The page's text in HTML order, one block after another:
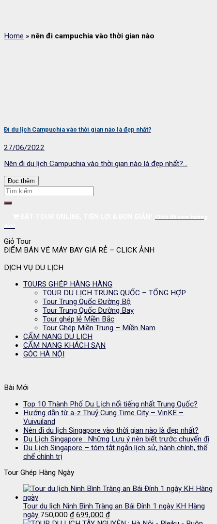
Home » nên đi campuchia vào thời gian nào
Đi du lịch Campuchia vào thời gian nào là đẹp nhất?
27/06/2022
Nên đi du lịch Campuchia vào thời gian nào là đẹp nhất?...
Đọc thêm
Giỏ Tour
ĐIỂM BÁN VÉ MÁY BAY GIÁ RẺ – CLICK ẢNH
DỊCH VỤ DU LỊCH
TOURS GHÉP HÀNG HÀNG
TOUR DU LỊCH TRUNG QUỐC – TỔNG HỢP
Tour Trung Quốc Đường Bộ
Tour Trung Quốc Đường Bay
Tour ghép lẻ Miền Bắc
Tour Ghép Miền Trung – Miền Nam
CẨM NANG DU LỊCH
CẨM NANG KHÁCH SẠN
GÓC HÀ NỘI
Bài Mới
Top 10 Thành Phố Du Lịch nổi tiếng nhất Trung Quốc?
Hướng dẫn từ a-z Thuỷ Cung Time City – VinKE –
Vuivuiland
Nên đi du lịch Singapore vào thời gian nào là đẹp nhất?
Du Lịch Singapore : Những Lưu ý nên biết trước chuyến đi
Du Lịch Singapore – tóm tắt ngắn lịch sử, hành chính, thể
chế chính trị
Tour Ghép Hàng Ngày
Tour du lịch Ninh Bình Tràng an Bái Đính 1 ngày KH Hàng
ngày 750,000₫ Giá
699,000 ₫Giá